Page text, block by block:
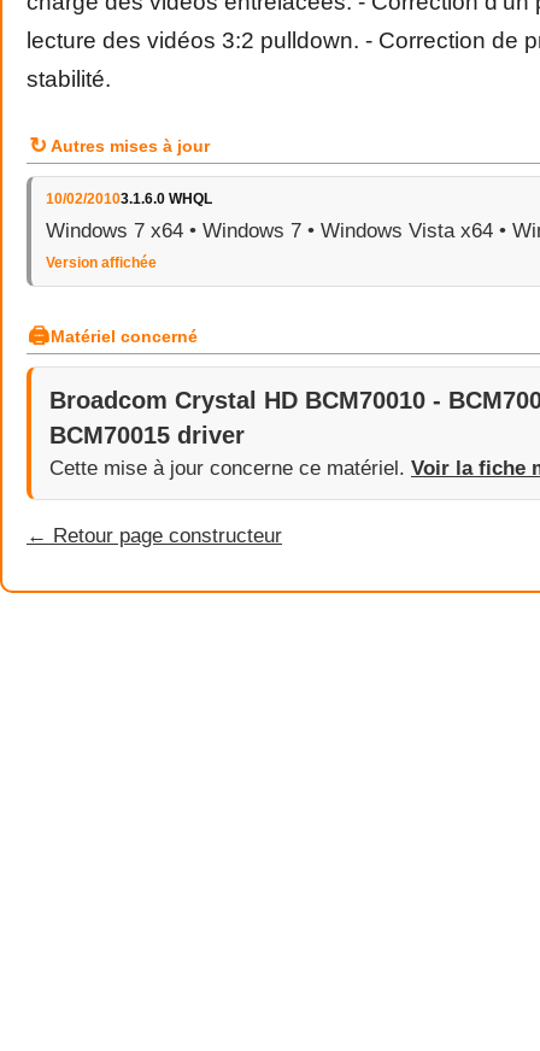
lecture des vidéos 3:2 pulldown. - Correction de
stabilité.
↻ Autres mises à jour
10/02/20103.1.6.0 WHQL
Windows 7 x64 • Windows 7 • Windows Vista x64 •
Version affichée
🖨Matériel concerné
Broadcom Crystal HD BCM70010 -
BCM70015 driver
Cette mise à jour concerne ce matériel. Voir la fiche
← Retour page constructeur